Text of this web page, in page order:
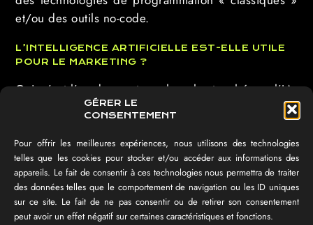
GÉRER LE
CONSENTEMENT
Pour offrir les meilleures expériences, nous utilisons des technologies
telles que les cookies pour stocker et/ou accéder aux informations des
appareils. Le fait de consentir à ces technologies nous permettra de traiter
des données telles que le comportement de navigation ou les ID uniques
sur ce site. Le fait de ne pas consentir ou de retirer son consentement
peut avoir un effet négatif sur certaines caractéristiques et fonctions.
et/ou des outils no-code.
L’INTELLIGENCE ARTIFICIELLE EST-ELLE UTILE
POUR LE MARKETING ?
Oui, c’est l’un des secteurs les plus touché par l’IA.
Sachez que les outils IA peuvent analyser les
comportements des utilisateurs, générer des
contenus ou automatiser certaines campagnes.
Également, ils permettent également d’optimiser le
référencement naturel en identifiant les mots-clés
pertinents et en structurant vos contenus. Vous
attirez ainsi davantage de prospects.